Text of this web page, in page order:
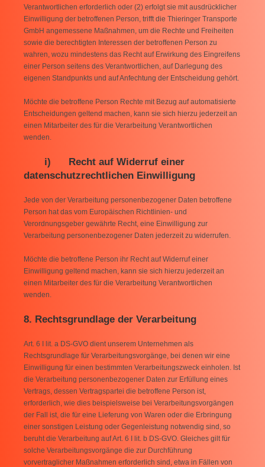
Verantwortlichen erforderlich oder (2) erfolgt sie mit ausdrücklicher
Einwilligung der betroffenen Person, trifft die Thieringer Transporte
GmbH angemessene Maßnahmen, um die Rechte und Freiheiten
sowie die berechtigten Interessen der betroffenen Person zu
wahren, wozu mindestens das Recht auf Erwirkung des Eingreifens
einer Person seitens des Verantwortlichen, auf Darlegung des
eigenen Standpunkts und auf Anfechtung der Entscheidung gehört.
Möchte die betroffene Person Rechte mit Bezug auf automatisierte
Entscheidungen geltend machen, kann sie sich hierzu jederzeit an
einen Mitarbeiter des für die Verarbeitung Verantwortlichen
wenden.
i) Recht auf Widerruf einer
datenschutzrechtlichen Einwilligung
Jede von der Verarbeitung personenbezogener Daten betroffene
Person hat das vom Europäischen Richtlinien- und
Verordnungsgeber gewährte Recht, eine Einwilligung zur
Verarbeitung personenbezogener Daten jederzeit zu widerrufen.
Möchte die betroffene Person ihr Recht auf Widerruf einer
Einwilligung geltend machen, kann sie sich hierzu jederzeit an
einen Mitarbeiter des für die Verarbeitung Verantwortlichen
wenden.
8. Rechtsgrundlage der Verarbeitung
Art. 6 I lit. a DS-GVO dient unserem Unternehmen als
Rechtsgrundlage für Verarbeitungsvorgänge, bei denen wir eine
Einwilligung für einen bestimmten Verarbeitungszweck einholen. Ist
die Verarbeitung personenbezogener Daten zur Erfüllung eines
Vertrags, dessen Vertragspartei die betroffene Person ist,
erforderlich, wie dies beispielsweise bei Verarbeitungsvorgängen
der Fall ist, die für eine Lieferung von Waren oder die Erbringung
einer sonstigen Leistung oder Gegenleistung notwendig sind, so
beruht die Verarbeitung auf Art. 6 I lit. b DS-GVO. Gleiches gilt für
solche Verarbeitungsvorgänge die zur Durchführung
vorvertraglicher Maßnahmen erforderlich sind, etwa in Fällen von